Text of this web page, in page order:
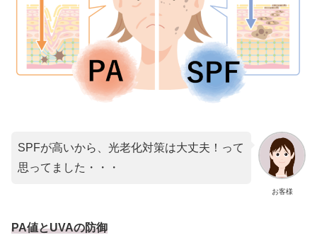
お客様
SPFが高いから、光老化対策は大丈夫！って
思ってました・・・
PA値とUVAの防御